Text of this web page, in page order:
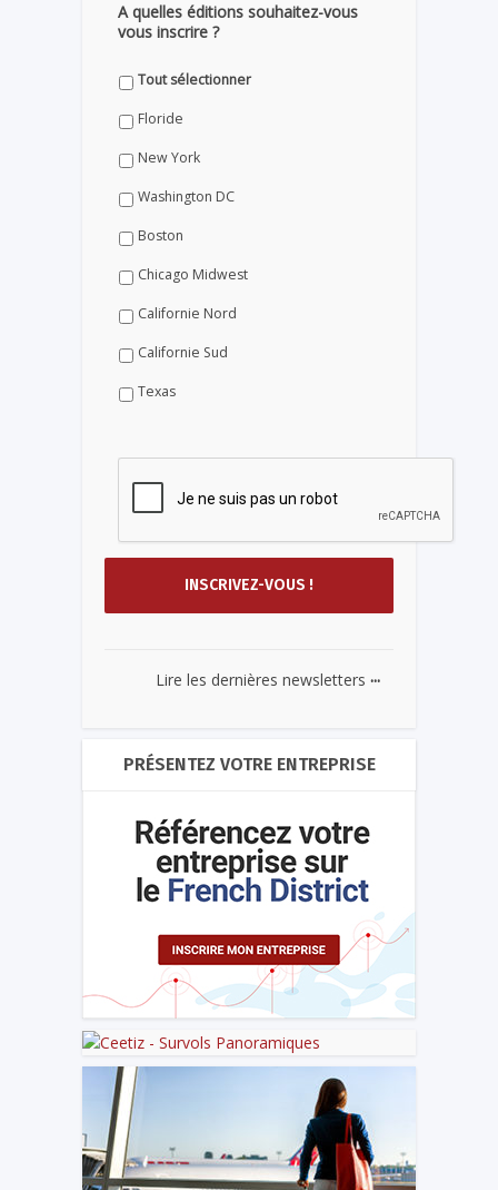
A quelles éditions souhaitez-vous
vous inscrire ?
Tout sélectionner
Floride
New York
Washington DC
Boston
Chicago Midwest
Californie Nord
Californie Sud
Texas
Lire les dernières newsletters ...
PRÉSENTEZ VOTRE ENTREPRISE